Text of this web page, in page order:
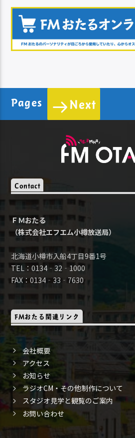
Pages Next
Contact
ＦＭおたる
（株式会社エフエム小樽放送局）
北海道小樽市入船4丁目9番1号
TEL：0134‐32‐1000
FAX：0134‐33‐7630
FMおたる関連リンク
会社概要
アクセス
お知らせ
ラジオCM・その他制作について
スタジオ見学と観覧のご案内
お問い合わせ